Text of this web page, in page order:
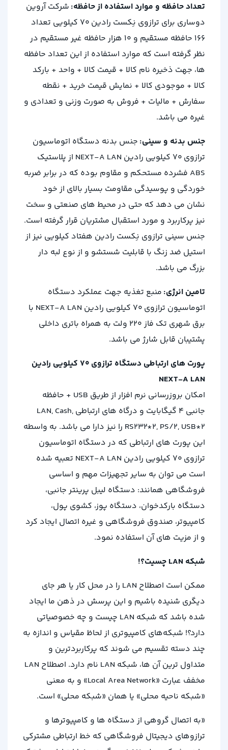
تعداد حافظه و موارد استفاده از حافظه: شرکت آروین
دوساری برای ترازوی نِکست رادین 70 کیلویی تعداد
166 حافظه مستقیم و 10 هزار حافظه غیر مستقیم در
نظر گرفته است که موارد استفاده از این تعداد حافظه
ها، جهت ذخیره نام کالا + قیمت کالا + واحد + بارکد
کالا + موجودی کالا + نمایش قیمت خرید + نقطه
سفارش + مالیات + فروش به صورت وزنی و تعدادی و
غیره می باشد.
جنس بدنه و سینی: جنس بدنه دستگاه اتوماسیون
ترازوی 70 کیلویی رادین NEXT-A LAN از پلاستیک
ABS فشرده مستحکم و مقاوم بوده که در برابر ضربه
خوردگی و پوسیدگی مقاومت بسیار بالای از خود
نشان می دهد که حتی در محیط های صنعتی و سخت
نیز پرکاربرد و مورد استقبال مشتریان قرار گرفته است.
جنس سینی ترازوی نِکست رادین هفتاد کیلویی نیز از
استیل ضد زنگ با قابلیت شستشو و از نوع لبه دار
بزرگ می باشد.
تامین انرژی: منبع تغذیه جهت عملکرد دستگاه
اتوماسیون ترازوی 70 کیلویی رادین NEXT-A LAN با
برق شهری تک فاز 220 ولت به همراه باتری داخلی
پشتیبان قابل شارژ می باشد.
پورت های ارتباطی دستگاه ترازوی 70 کیلویی رادین
NEXT-A LAN
امکان بروزرسانی نرم افزار از طریق USB + حافظه
جانبی 4 گیگابایت و درگاه های ارتباطی LAN, Cash,
RS232*2, PS/2, USB*2 را نیز دارا می باشد. به واسطه
این پورت های ارتباطی که در دستگاه اتوماسیون
ترازوی 70 کیلویی رادین NEXT-A LAN تعبیه شده
است می توان به سایر تجهیزات مهم و اساسی
فروشگاهی همانند: دستگاه لیبل پرینتر جانبی،
دستگاه بارکدخوان، دستگاه پوز، کشوی پول،
کامپیوتر، صندوق فروشگاهی و غیره اتصال ایجاد کرد
و از مزیت های آن استفاده نمود.
شبکه LAN چسیت؟!
ممکن است اصطلاح LAN را در محل کار یا هر جای
دیگری شنیده باشیم و این پرسش در ذهن ما ایجاد
شده باشد که شبکه LAN چیست و چه خصوصیاتی
دارد؟! شبکه‌‌های کامپیوتری از لحاظ مقیاس و اندازه به
چند دسته تقسیم می‌ شوند که پرکاربردترین و
متداول‌ ترین آن‌ ها، شبکه‌ LAN نام دارد. اصطلاح LAN
مخفف عبارت «Local Area Network» و به معنی
«شبکه ناحیه محلی» یا همان «شبکه محلی» است.
«به اتصال گروهی از دستگاه‌ ها و کامپیوترها و
ترازوهای دیجیتال فروشگاهی که خط ارتباطی مشترکی